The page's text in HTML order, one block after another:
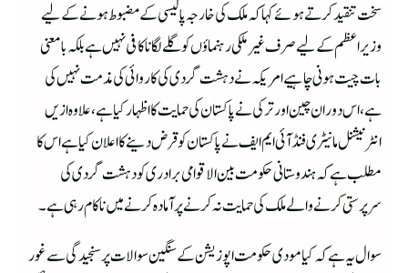
سخت تنقید کرتے ہوئے کہا کہ ملک کی خارجہ پالیسی کے مضبوط ہونے کے لیے
وزیراعظم کے لیے صرف غیر ملکی رہنماؤں کو گلے لگانا کافی نہیں ہےبلکہ بامعنی
بات چیت ہونی چاہیے امریکہ نے دہشت گردی کی کاروائی کی مذمت نہیں کی
ہے،اس دوران چین اور ترکی نے پاکستان کی حمایت کا اظہار کیا ہے، علاوہ ازیں
انٹرنیشنل مانیٹری فنڈ آئی ایم ایف نے پاکستان کو قرض دینے کا اعلان کیا ہے اس کا
مطلب ہے کہ ہندوستانی حکومت بین الاقوامی برادری کو دہشت گردی کی
سرپرستی کرنے والے ملک کی حمایت نہ کرنے پر آمادہ کرنے میں ناکام رہی ہے ۔
سوال یہ ہے کہ کیا مودی حکومت اپوزیشن کے سنگین سوالات پر سنجیدگی سے غور